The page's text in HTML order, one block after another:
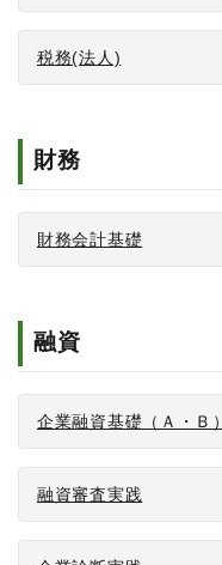
税務(法人)
財務
財務会計基礎
融資
企業融資基礎（Ａ・Ｂ）
融資審査実践